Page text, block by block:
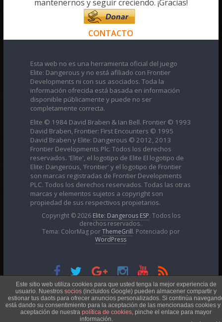
mantenernos y seguir creciendo. ¡Gracias!
CONTACTO
Esta web no es una herramienta oficial del juego
Elite: Dangerous y no está afiliado con Frontier
Developments ni con sus asociados. Toda la
información ofrecida está basada en información
disponible públicamente y puede no ser
completamente correcta.
Elite © 1984 David Braben & Ian Bell. Frontier © 1993
David Braben, Frontier: First Encounters © 1995
David Braben y Elite: Dangerous © 2012, 2013
Frontier Developments Plc. Todos los derechos
reservados. 'Elite', el logotipo de Elite El logotipo de
Elite: Dangerous, 'Frontier' y el logotipo de Frontier
son marcas registradas de Frontier Developments
PLC. Todos los derechos reservados. Todas las otras
marcas y elementos sujetos a copyright son
propiedad de sus respectivos propietarios.
Copyright © 2026 Elite: Dangerous ESP. Todos los
derechos reservados..
Tema: ColorMag porThemeGrill. Potenciado por
WordPress
Esta obra está bajo unaLicencia Creative Commons
Atribución-NoComercial 4.0 Internacional
Este sitio web utiliza cookies para que usted tenga la mejor experiencia de
usuario. Nuestros socios (incluidos Google) pueden almacener compartir y
estionar tus daots para ofrecer anuncios personalizados. Si continúa
está dando su consentimiento para la aceptación de las mencionadas cookies y
aceptación de nuestra política de cookies, pinche el enlace para mayor
información.